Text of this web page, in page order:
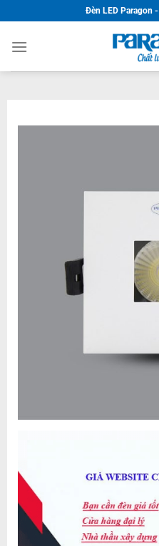
to
content
Đèn LED Paragon